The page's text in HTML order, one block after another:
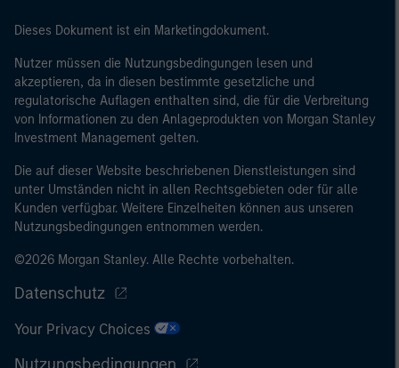
Dieses Dokument ist ein Marketingdokument.
Nutzer müssen die Nutzungsbedingungen lesen und
akzeptieren, da in diesen bestimmte gesetzliche und
regulatorische Auflagen enthalten sind, die für die Verbreitung
von Informationen zu den Anlageprodukten von Morgan Stanley
Investment Management gelten.
Die auf dieser Website beschriebenen Dienstleistungen sind
unter Umständen nicht in allen Rechtsgebieten oder für alle
Kunden verfügbar. Weitere Einzelheiten können aus unseren
Nutzungsbedingungen entnommen werden.
©2026 Morgan Stanley. Alle Rechte vorbehalten.
Datenschutz
Your Privacy Choices